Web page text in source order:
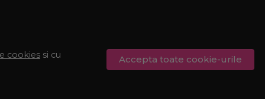
cookies si cu
Accepta toate cookie-urile